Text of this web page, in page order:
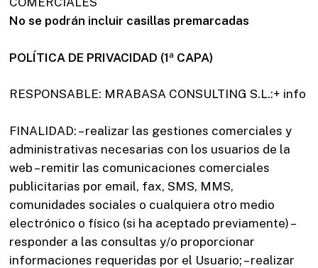
No se podrán incluir casillas premarcadas
POLÍTICA DE PRIVACIDAD (1ª CAPA)
RESPONSABLE: MRABASA CONSULTING S.L.:+ info
FINALIDAD: – realizar las gestiones comerciales y
administrativas necesarias con los usuarios de la
web – remitir las comunicaciones comerciales
publicitarias por email, fax, SMS, MMS,
comunidades sociales o cualquiera otro medio
electrónico o físico (si ha aceptado previamente) –
responder a las consultas y/o proporcionar
informaciones requeridas por el Usuario; – realizar